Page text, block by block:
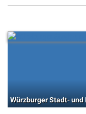
Würzburger Stadt- und